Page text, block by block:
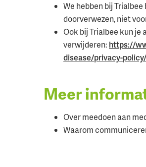
We hebben bij
doorverwezen, niet
Ook bij Trialbee kun je
verwijderen: https://
disease/privacy-policy/
Meer
Over meedoen aan
Waarom